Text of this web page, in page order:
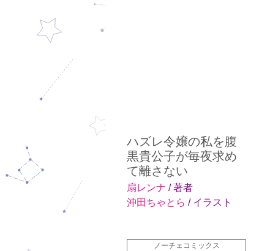
ハズレ令嬢の私を腹
黒貴公子が毎夜求め
て離さない
扇レンナ / 著者
沖田ちゃとら / イラスト
ノーチェコミックス